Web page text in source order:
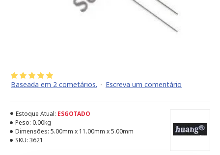
Baseada em 2 cometários. - Escreva um comentário
Estoque Atual: ESGOTADO
Peso: 0.00kg
Dimensões: 5.00mm x 11.00mm x 5.00mm
SKU: 3621